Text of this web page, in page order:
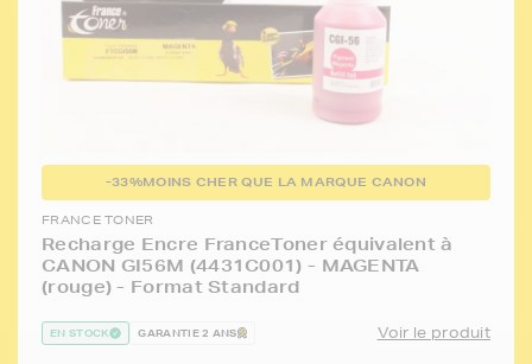
-33%MOINS CHER QUE LA MARQUE CANON
FRANCE TONER
Recharge Encre FranceToner équivalent à
CANON GI56M (4431C001) - MAGENTA
(rouge) - Format Standard
EN STOCK GARANTIE 2 ANS Voir le produit